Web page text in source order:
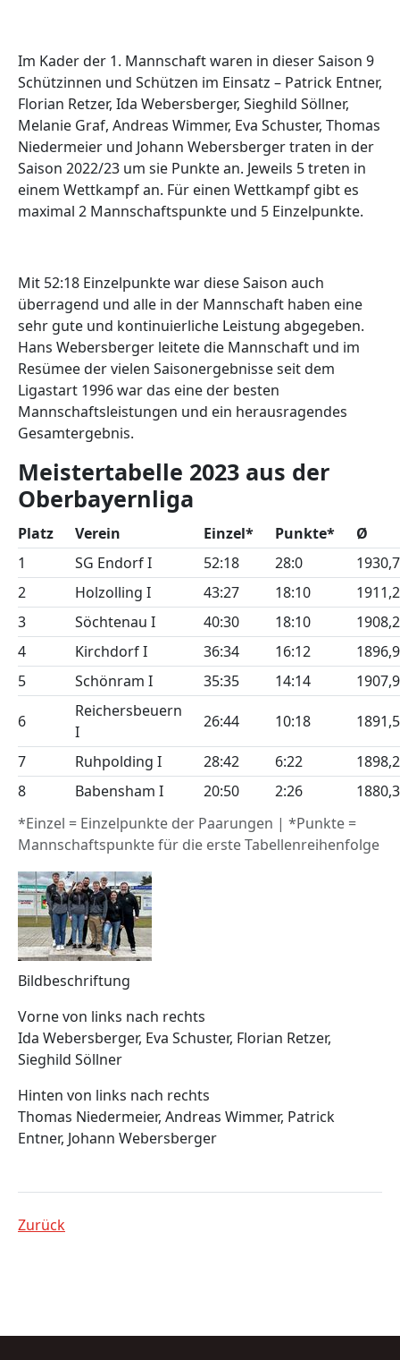
Im Kader der 1. Mannschaft waren in dieser Saison 9
Schützinnen und Schützen im Einsatz – Patrick Entner,
Florian Retzer, Ida Webersberger, Sieghild Söllner,
Melanie Graf, Andreas Wimmer, Eva Schuster, Thomas
Niedermeier und Johann Webersberger traten in der
Saison 2022/23 um sie Punkte an. Jeweils 5 treten in
einem Wettkampf an. Für einen Wettkampf gibt es
maximal 2 Mannschaftspunkte und 5 Einzelpunkte.
Mit 52:18 Einzelpunkte war diese Saison auch
überragend und alle in der Mannschaft haben eine
sehr gute und kontinuierliche Leistung abgegeben.
Hans Webersberger leitete die Mannschaft und im
Resümee der vielen Saisonergebnisse seit dem
Ligastart 1996 war das eine der besten
Mannschaftsleistungen und ein herausragendes
Gesamtergebnis.
Meistertabelle 2023 aus der
Oberbayernliga
*Einzel = Einzelpunkte der Paarungen | *Punkte =
Mannschaftspunkte für die erste Tabellenreihenfolge
Platz Verein Einzel* Punkte*
Ø
1
SG Endorf I 52:18 28:0
2
Holzolling I 43:27 18:10
3
Söchtenau I 40:30 18:10
4
Kirchdorf I 36:34 16:12
5
Schönram I 35:35 14:14
6
Reichersbeuern
I
26:44 10:18
7 Ruhpolding I 28:42 6:22
8
Babensham I 20:50 2:26
Bildbeschriftung
Vorne von links nach rechts
Ida Webersberger, Eva Schuster, Florian Retzer,
Sieghild Söllner
Hinten von links nach rechts
Thomas Niedermeier, Andreas Wimmer, Patrick
Entner, Johann Webersberger
Zurück